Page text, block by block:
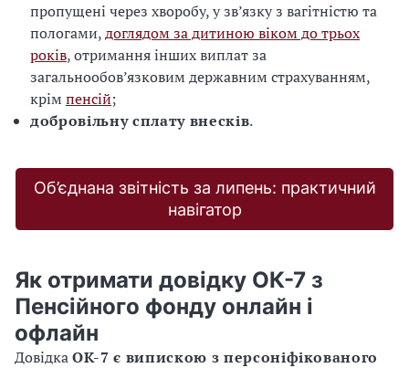
пропущені через хворобу, у зв’язку з вагітністю та
пологами,доглядом за дитиною віком до трьох
років, отримання інших виплат за
загальнообов’язковим державним страхуванням,
крім пенсій;
добровільну сплату внесків.
Об’єднана звітність за липень: практичний
навігатор
Як отримати довідку ОК-7 з
Пенсійного фонду онлайн і
офлайн
ДовідкаОК-7 є випискою з персоніфікованого